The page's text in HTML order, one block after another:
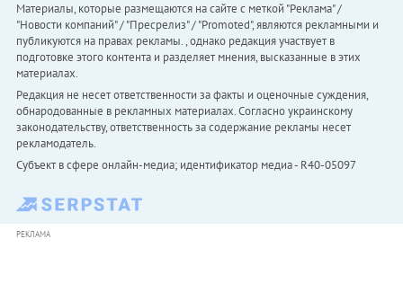
Материалы, которые размещаются на сайте с меткой "Реклама" /
"Новости компаний" / "Пресрелиз" / "Promoted", являются рекламными и
публикуются на правах рекламы. , однако редакция участвует в
подготовке этого контента и разделяет мнения, высказанные в этих
материалах.
Редакция не несет ответственности за факты и оценочные суждения,
обнародованные в рекламных материалах. Согласно украинскому
законодательству, ответственность за содержание рекламы несет
рекламодатель.
Субъект в сфере онлайн-медиа; идентификатор медиа - R40-05097
РЕКЛАМА